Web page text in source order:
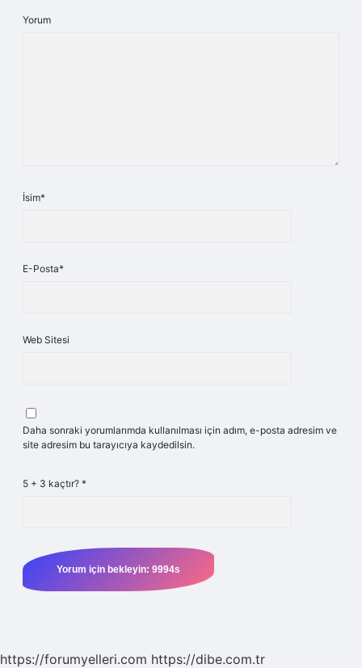
Yorum
İsim*
E-Posta*
Web Sitesi
Daha sonraki yorumlarımda kullanılması için adım, e-posta adresim ve
site adresim bu tarayıcıya kaydedilsin.
5 + 3 kaçtır? *
https://forumyelleri.com https://dibe.com.tr